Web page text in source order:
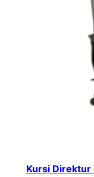
Kursi